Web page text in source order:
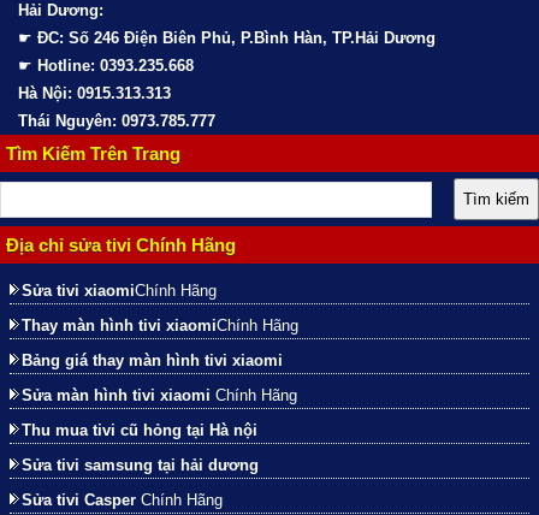
Hải Dương:
☛ ĐC: Số 246 Điện Biên Phủ, P.Bình Hàn, TP.Hải Dương
☛ Hotline: 0393.235.668
Hà Nội: 0915.313.313
Thái Nguyên: 0973.785.777
Tìm Kiếm Trên Trang
Địa chỉ sửa tivi Chính Hãng
Sửa tivi xiaomiChính Hãng
Thay màn hình tivi xiaomiChính Hãng
Bảng giá thay màn hình tivi xiaomi
Sửa màn hình tivi xiaomi Chính Hãng
Thu mua tivi cũ hỏng tại Hà nội
Sửa tivi samsung tại hải dương
Sửa tivi Casper Chính Hãng